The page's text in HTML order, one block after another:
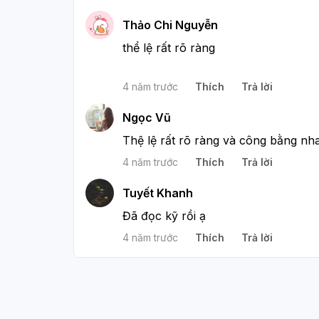
Thảo Chi Nguyễn
thể lệ rất rõ ràng
4 năm trước Thích Trả lời
Ngọc Vũ
Thệ lệ rất rõ ràng và công bằng
4 năm trước Thích Trả lời
Tuyết Khanh
Đã đọc kỹ rồi ạ
4 năm trước Thích Trả lời